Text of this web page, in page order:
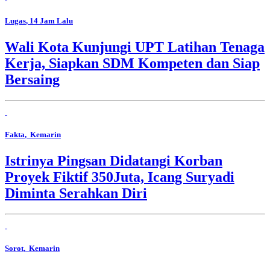
Lugas, 14 Jam Lalu
Wali Kota Kunjungi UPT Latihan Tenaga
Kerja, Siapkan SDM Kompeten dan Siap
Bersaing
Fakta, Kemarin
Istrinya Pingsan Didatangi Korban
Proyek Fiktif 350Juta, Icang Suryadi
Diminta Serahkan Diri
Sorot, Kemarin